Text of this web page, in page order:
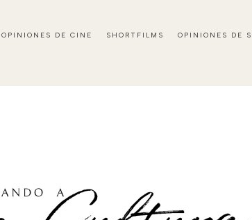
OPINIONES DE CINE SHORTFILMS OPINIONES DE